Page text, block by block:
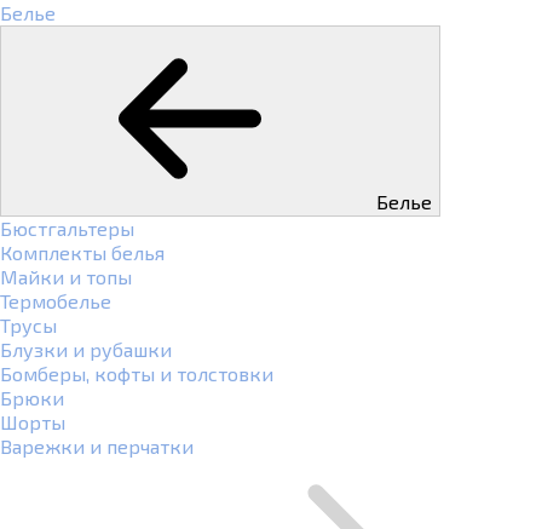
Белье
Белье
Бюстгальтеры
Комплекты белья
Майки и топы
Термобелье
Трусы
Блузки и рубашки
Бомберы, кофты и толстовки
Брюки
Шорты
Варежки и перчатки